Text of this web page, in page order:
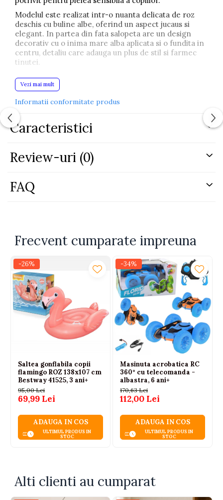
Modelul este realizat intr-o nuanta delicata de roz
deschis cu buline albe, oferind un aspect jucaus si
elegant. In partea din fata salopeta are un design
decorativ cu o inima mare alba aplicata si o fundita in
centru, detaliu care adauga un plus de stil si farmec
tinutei.
Bretelele sunt prinse cu nasturi metalici, permitand o
fixare sigura si o imbracare usoara. Croiala este lejera
mansete elastice pentru o potrivire confortabila.
Salopeta este purtata peste o bluza alba cu maneca
lunga cu volanase decorative pe umeri, creand o
Produsul este potrivit pentru utilizare zilnica, plimbari
sau ocazii speciale.
Material: 100% bumbac
Nu calcati peste imprimeu
Vezi mai mult
Informatii conformitate produs
Caracteristici
Review-uri (0)
FAQ
Frecvent cumparate impreuna
-26%
Saltea gonflabila copii
flamingo ROZ 138x107 cm
Bestway 41525, 3 ani+
95,00 Lei
69,99 Lei
ADAUGA IN COS
ULTIMUL PRODUS IN
STOC
-34%
Masinuta acrobatica RC
360° cu telecomanda -
albastra, 6 ani+
170,63 Lei
112,00 Lei
ADAUGA IN COS
ULTIMUL PRODUS IN
STOC
Alti clienti au cumparat